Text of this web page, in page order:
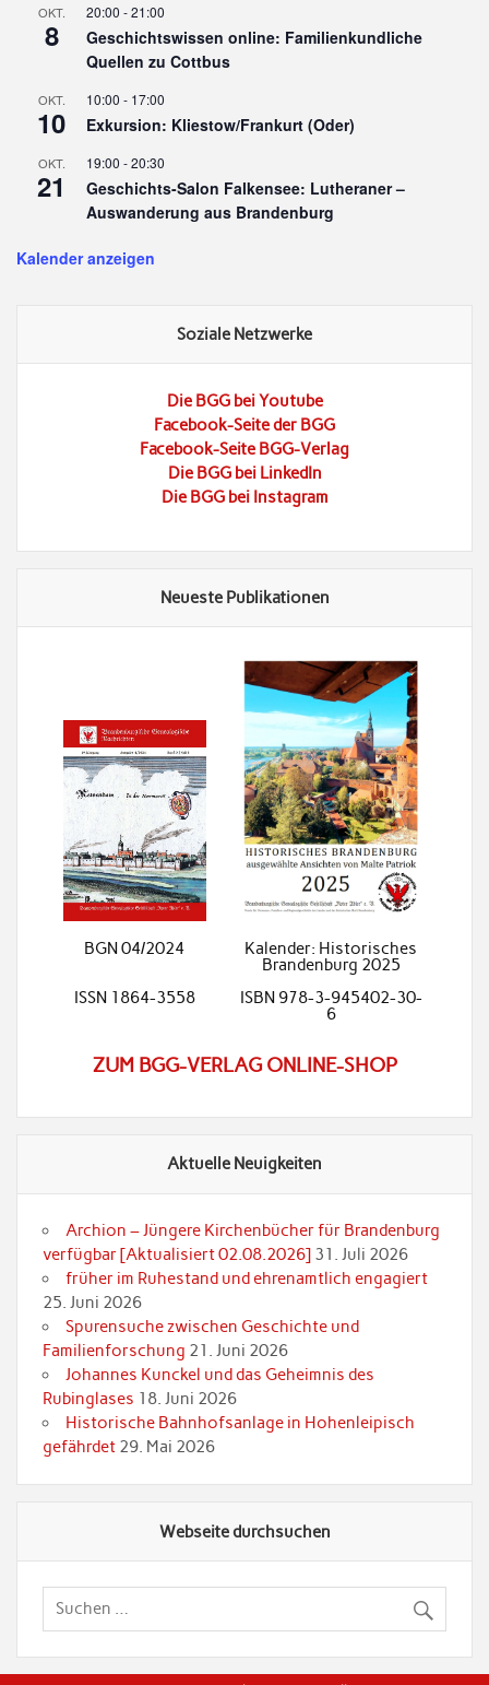
OKT.
8
20:00 -21:00
Geschichtswissen online: Familienkundliche
Quellen zu Cottbus
OKT.
10
10:00 - 17:00
Exkursion: Kliestow/Frankurt (Oder)
OKT.
21
19:00 -20:30
Geschichts-Salon Falkensee: Lutheraner –
Auswanderung aus Brandenburg
Kalender anzeigen
Soziale Netzwerke
Die BGG bei Youtube
Facebook-Seite der BGG
Facebook-Seite BGG-Verlag
Die BGG bei LinkedIn
Die BGG bei Instagram
Neueste Publikationen
BGN 04/2024
Kalender: Historisches
Brandenburg 2025
ISSN 1864-3558
ISBN 978-3-945402-30-
6
ZUM BGG-VERLAG ONLINE-SHOP
Aktuelle Neuigkeiten
Archion – Jüngere Kirchenbücher für Brandenburg
verfügbar [Aktualisiert 02.08.2026] 31. Juli 2026
früher im Ruhestand und ehrenamtlich engagiert
25. Juni 2026
Spurensuche zwischen Geschichte und
Familienforschung 21. Juni 2026
Johannes Kunckel und das Geheimnis des
Rubinglases 18. Juni 2026
Historische Bahnhofsanlage in Hohenleipisch
gefährdet 29. Mai 2026
Webseite durchsuchen